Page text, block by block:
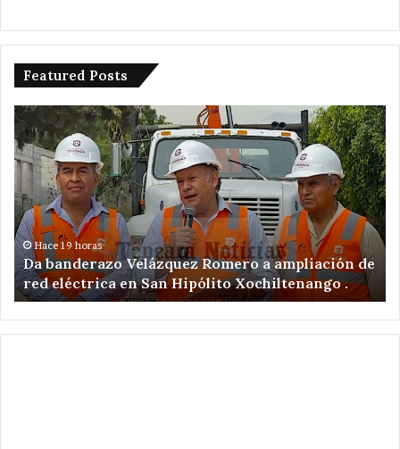
Featured Posts
Da
banderazo
Velázquez
Romero
ampliación
de
red
eléctrica
en
San
Hipólito
Xochiltenango
Hace 19 horas
Da banderazo Velázquez Romero a ampliación de
red eléctrica en San Hipólito Xochiltenango .
a
en